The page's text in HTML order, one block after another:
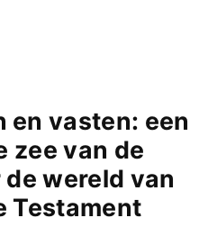
en vasten: een
zee van de
wereld van
Testament